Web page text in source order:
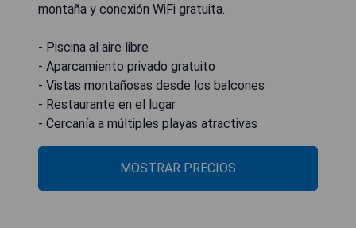
montaña y conexión WiFi gratuita.
- Piscina al aire libre
- Aparcamiento privado gratuito
- Vistas montañosas desde los balcones
- Restaurante en el lugar
- Cercanía a múltiples playas atractivas
MOSTRAR PRECIOS